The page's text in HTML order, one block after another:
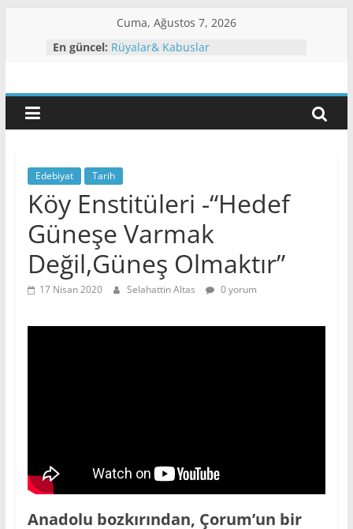
Cuma, Ağustos 7, 2026
En güncel: Yalakaları deşifre edi-YORUM.
Genel Nüfus Sayımı
Zazalar Kimlerdir
Eğitim
Ve
Bilim
Pınarı
Şenkaya
&
Yöresinin
Eğitim,
ve
Edebiyat Tarih
Köy Enstitüleri -“Hedef
Güneşe Varmak
Değil,Güneş Olmaktır”
17 Nisan 2020 Selahattin Altas 0 yorum
Anadolu bozkırından, Çorum’un bir